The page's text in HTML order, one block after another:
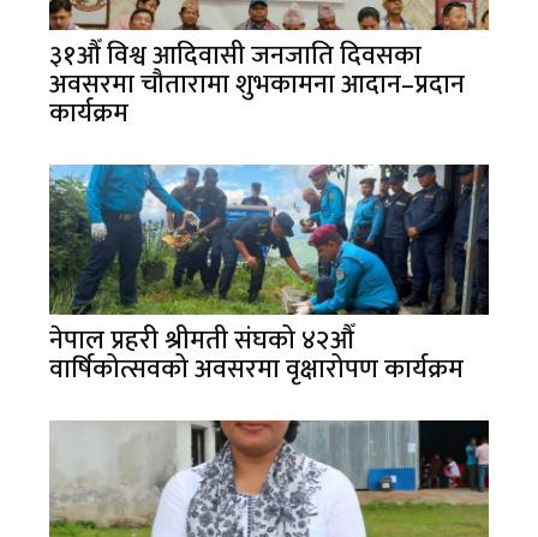
३१औँ विश्व आदिवासी जनजाति दिवसका
अवसरमा चौतारामा शुभकामना आदान–प्रदान
कार्यक्रम
नेपाल प्रहरी श्रीमती संघको ४२औँ
वार्षिकोत्सवको अवसरमा वृक्षारोपण कार्यक्रम